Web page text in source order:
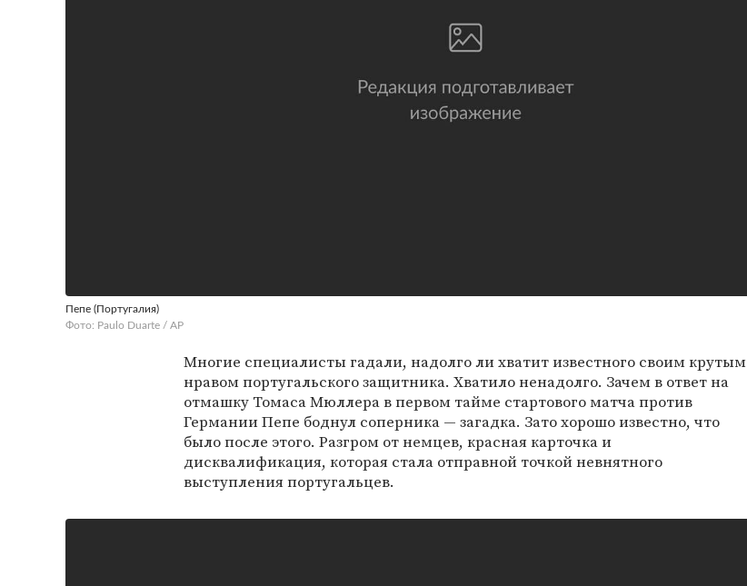
Пепе (Португалия)
Фото: Paulo Duarte / AP
Многие специалисты гадали, надолго ли хватит известного своим крутым
нравом португальского защитника. Хватило ненадолго. Зачем в ответ на
отмашку Томаса Мюллера в первом тайме стартового матча против
Германии Пепе боднул соперника — загадка. Зато хорошо известно, что
было после этого. Разгром от немцев, красная карточка и
дисквалификация, которая стала отправной точкой невнятного
выступления португальцев.